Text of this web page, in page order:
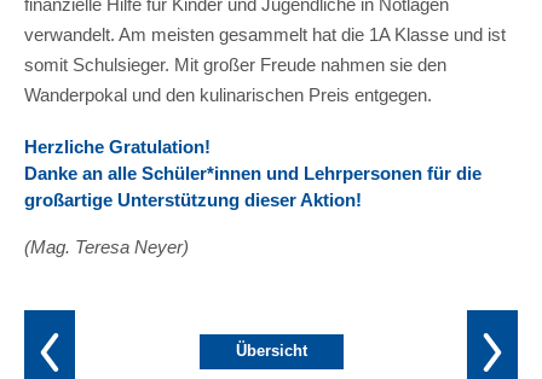
verwandelt. Am meisten gesammelt hat die 1A Klasse und ist
somit Schulsieger. Mit großer Freude nahmen sie den
Wanderpokal und den kulinarischen Preis entgegen.
Herzliche Gratulation!
Danke an alle Schüler*innen und Lehrpersonen für die
großartige Unterstützung dieser Aktion!
(Mag. Teresa Neyer)
Übersicht